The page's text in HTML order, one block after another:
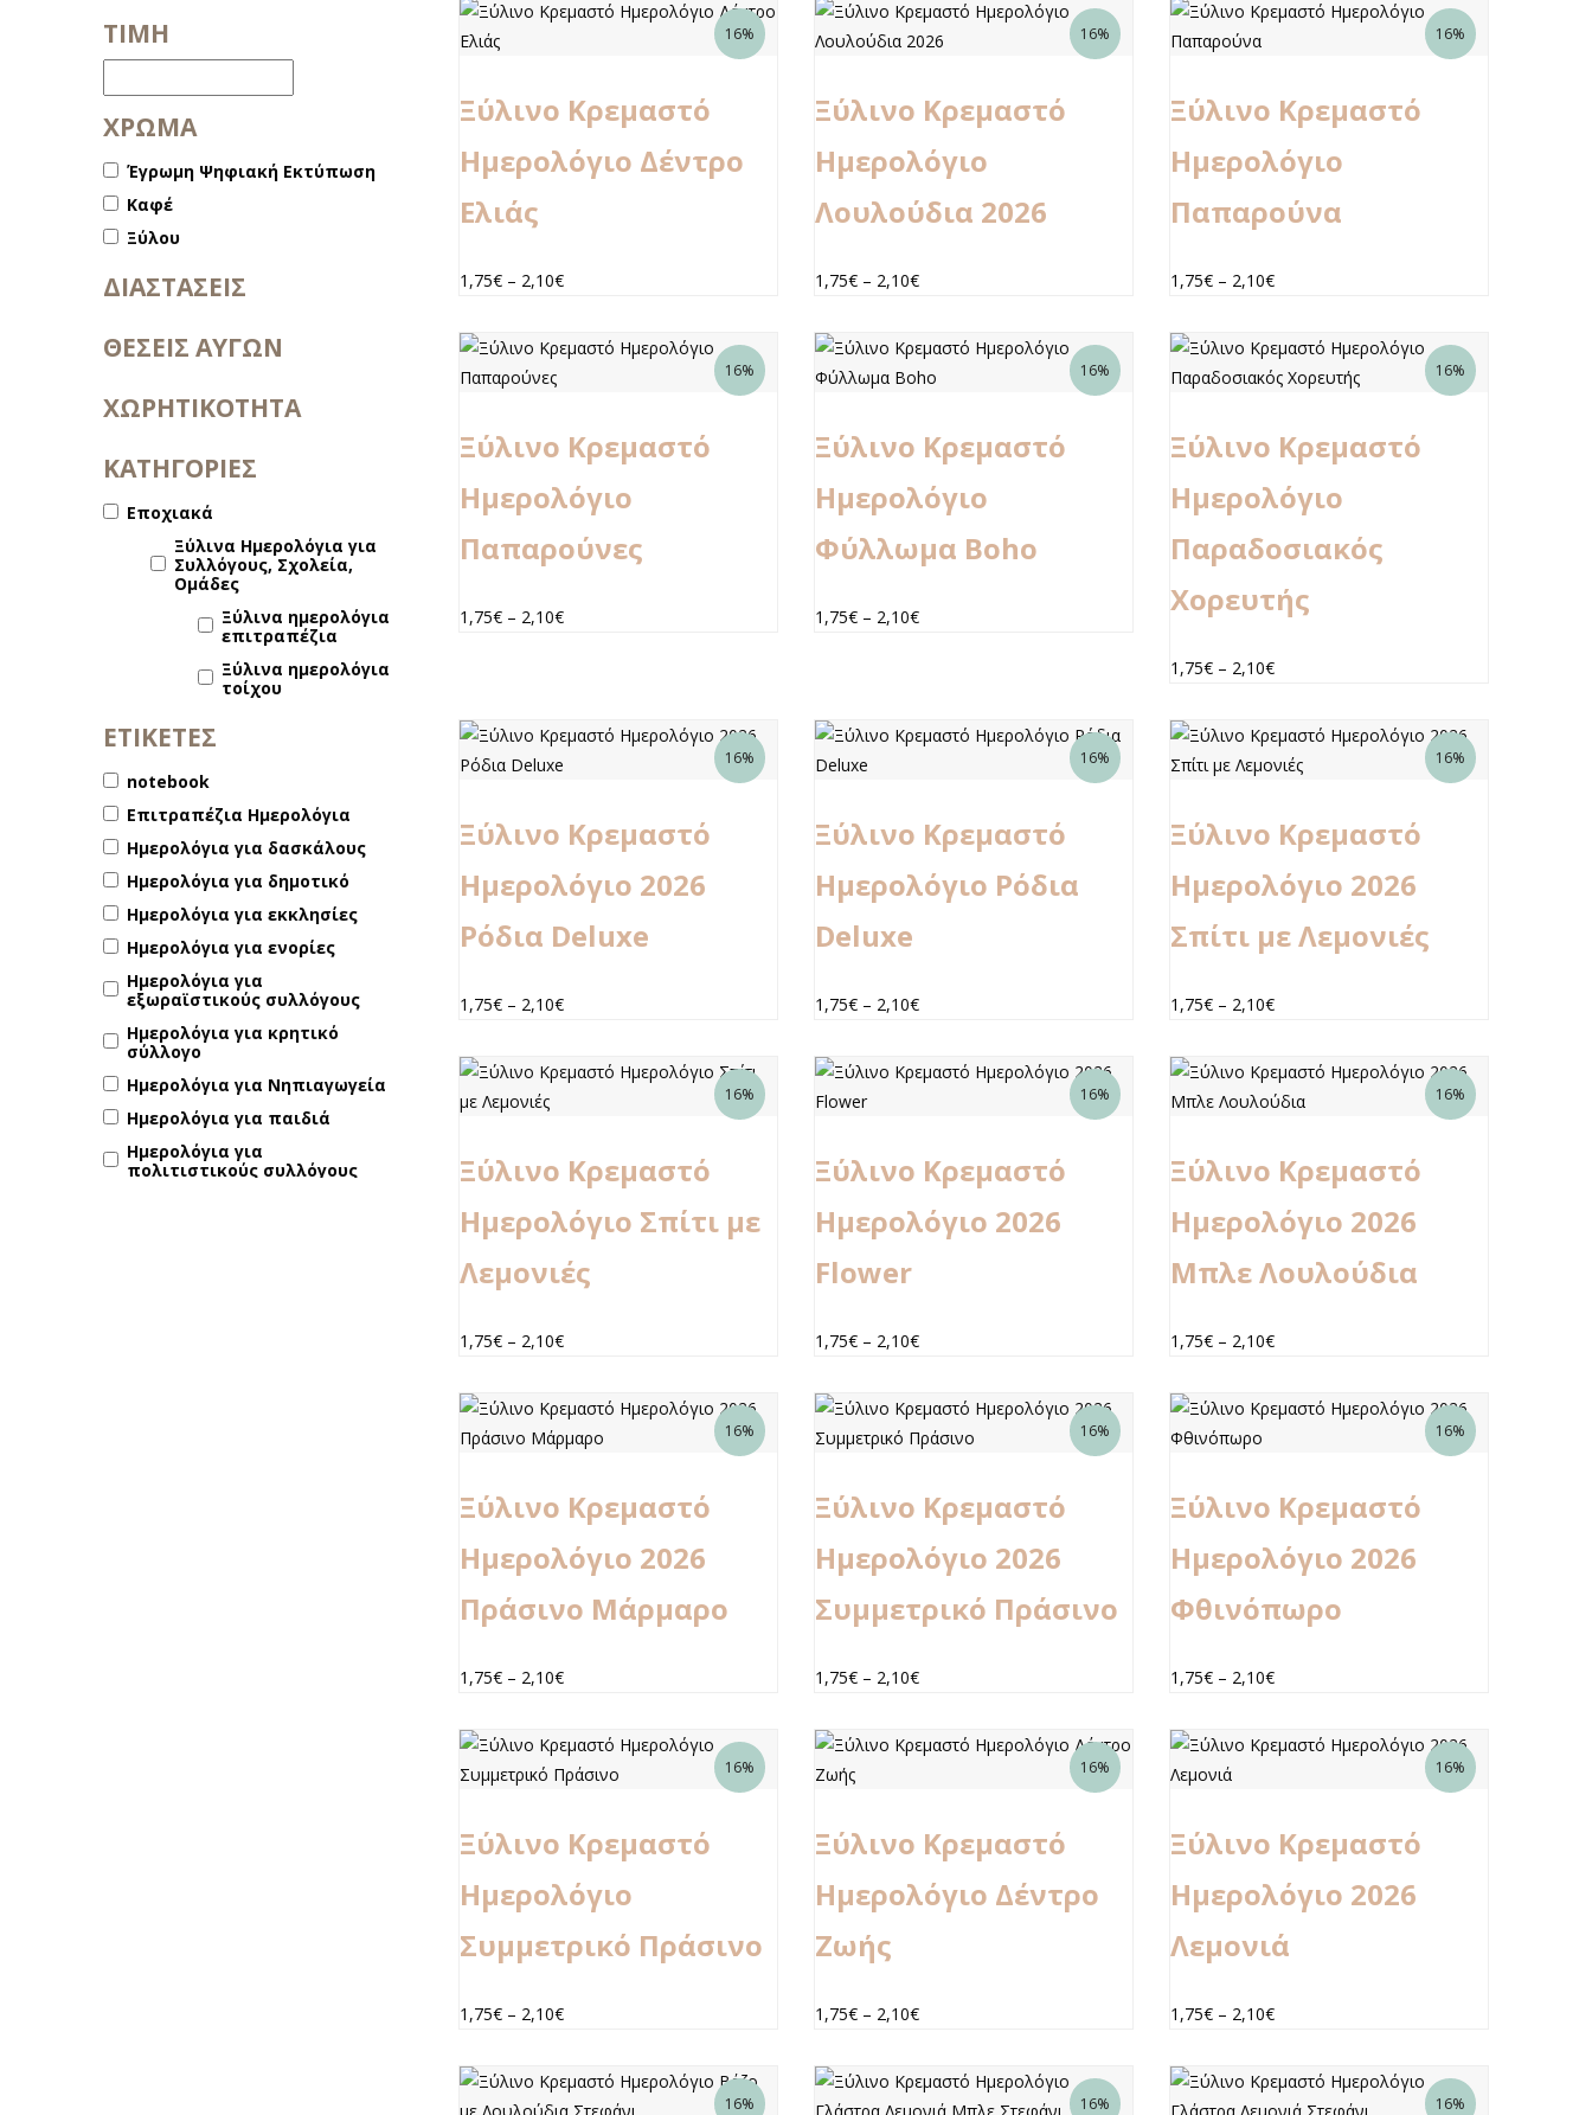
TIMH
ΧΡΩΜΑ
Έγρωμη Ψηφιακή Εκτύπωση
Καφέ
Ξύλου
ΔΙΑΣΤΑΣΕΙΣ
ΘΕΣΕΙΣ ΑΥΓΩΝ
ΧΩΡΗΤΙΚΟΤΗΤΑ
ΚΑΤΗΓΟΡΙΕΣ
Εποχιακά
Ξύλινα Ημερολόγια για
Συλλόγους, Σχολεία,
Ομάδες
Ξύλινα ημερολόγια
επιτραπέζια
Ξύλινα ημερολόγια
τοίχου
ΕΤΙΚΕΤΕΣ
notebook
Επιτραπέζια Ημερολόγια
Ημερολόγια για δασκάλους
Ημερολόγια για δημοτικό
Ημερολόγια για εκκλησίες
Ημερολόγια για ενορίες
Ημερολόγια για
εξωραϊστικούς συλλόγους
Ημερολόγια για κρητικό
σύλλογο
Ημερολόγια για Νηπιαγωγεία
Ημερολόγια για παιδιά
Ημερολόγια για
πολιτιστικούς συλλόγους
16%
Ξύλινο Κρεμαστό
Ημερολόγιο Δέντρο
Ελιάς
1,75€ – 2,10€
16%
Ξύλινο Κρεμαστό
Ημερολόγιο
Λουλούδια 2026
1,75€ – 2,10€
16%
Ξύλινο Κρεμαστό
Ημερολόγιο
Παπαρούνα
1,75€ – 2,10€
16%
Ξύλινο Κρεμαστό
Ημερολόγιο
Παπαρούνες
1,75€ – 2,10€
16%
Ξύλινο Κρεμαστό
Ημερολόγιο
Φύλλωμα Boho
1,75€ – 2,10€
16%
Ξύλινο Κρεμαστό
Ημερολόγιο
Παραδοσιακός
Χορευτής
1,75€ – 2,10€
16%
Ξύλινο Κρεμαστό
Ημερολόγιο 2026
Ρόδια Deluxe
1,75€ – 2,10€
16%
Ξύλινο Κρεμαστό
Ημερολόγιο Ρόδια
Deluxe
1,75€ – 2,10€
16%
Ξύλινο Κρεμαστό
Ημερολόγιο 2026
Σπίτι με Λεμονιές
1,75€ – 2,10€
16%
Ξύλινο Κρεμαστό
Ημερολόγιο Σπίτι με
Λεμονιές
1,75€ – 2,10€
16%
Ξύλινο Κρεμαστό
Ημερολόγιο 2026
Flower
1,75€ – 2,10€
16%
Ξύλινο Κρεμαστό
Ημερολόγιο 2026
Μπλε Λουλούδια
1,75€ – 2,10€
16%
Ξύλινο Κρεμαστό
Ημερολόγιο 2026
Πράσινο Μάρμαρο
1,75€ – 2,10€
16%
Ξύλινο Κρεμαστό
Ημερολόγιο 2026
Συμμετρικό Πράσινο
1,75€ – 2,10€
16%
Ξύλινο Κρεμαστό
Ημερολόγιο 2026
Φθινόπωρο
1,75€ – 2,10€
16%
Ξύλινο Κρεμαστό
Ημερολόγιο
Συμμετρικό Πράσινο
1,75€ – 2,10€
16%
Ξύλινο Κρεμαστό
Ημερολόγιο Δέντρο
Ζωής
1,75€ – 2,10€
16%
Ξύλινο Κρεμαστό
Ημερολόγιο 2026
Λεμονιά
1,75€ – 2,10€
16% 16% 16%